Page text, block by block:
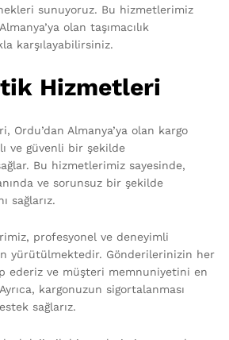
sunuyoruz. Bu hizmetlerimiz
olan taşımacılık
karşılayabilirsiniz.
Hizmetleri
Ordu’dan Almanya’ya olan kargo
ve güvenli bir şekilde
Bu hizmetlerimiz sayesinde,
ve sorunsuz bir şekilde
sağlarız.
profesyonel ve deneyimli
yürütülmektedir. Gönderilerinizin her
ederiz ve müşteri memnuniyetini en
kargonuzun sigortalanması
sağlarız.